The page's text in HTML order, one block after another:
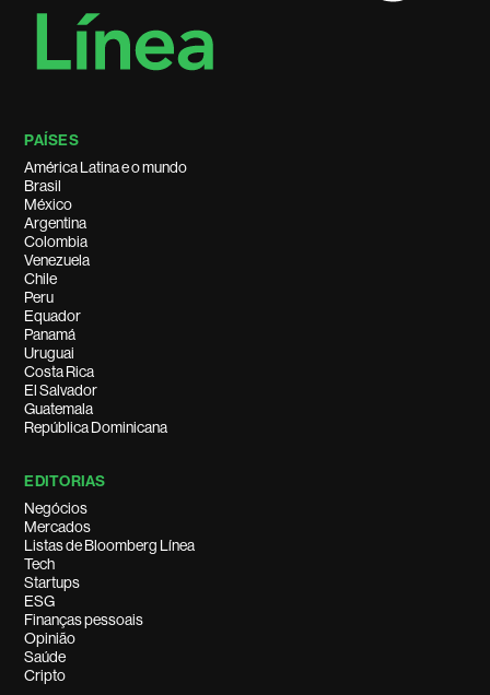
PAÍSES
América Latina e o mundo
Brasil
México
Argentina
Colombia
Venezuela
Chile
Peru
Equador
Panamá
Uruguai
Costa Rica
El Salvador
Guatemala
República Dominicana
EDITORIAS
Negócios
Mercados
Listas de Bloomberg Línea
Tech
Startups
ESG
Finanças pessoais
Opinião
Saúde
Cripto